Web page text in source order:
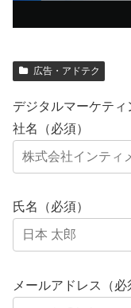
広告・アドテク
デジタルマーケテ
社名（必須）
氏名（必須）
メールアドレス（必